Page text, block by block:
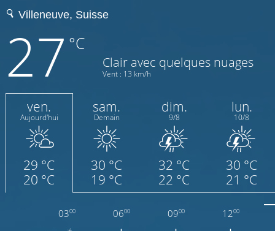
27 °C
Clair avec quelques nuages
Vent : 13 km/h
ven.
Aujourd'hui
29 °C
20 °C
sam.
Demain
30 °C
19 °C
dim.
9/8
32 °C
22 °C
lun.
10/8
30 °C
21 °C
0300 0600 0900 1200